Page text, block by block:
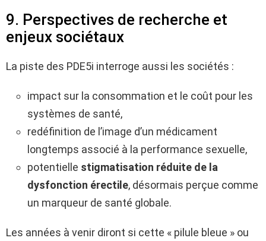
9. Perspectives de recherche et
enjeux sociétaux
La piste des PDE5i interroge aussi les sociétés :
impact sur la consommation et le coût pour les
systèmes de santé,
redéfinition de l’image d’un médicament
longtemps associé à la performance sexuelle,
potentielle stigmatisation réduite de la
dysfonction érectile, désormais perçue comme
un marqueur de santé globale.
Les années à venir diront si cette « pilule bleue » ou